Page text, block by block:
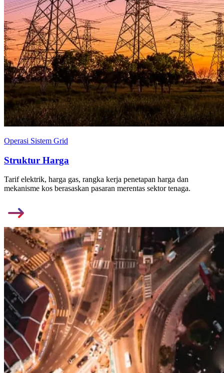
Operasi Sistem Grid
Struktur Harga
Tarif elektrik, harga gas, rangka kerja penetapan harga dan
mekanisme kos berasaskan pasaran merentas sektor tenaga.